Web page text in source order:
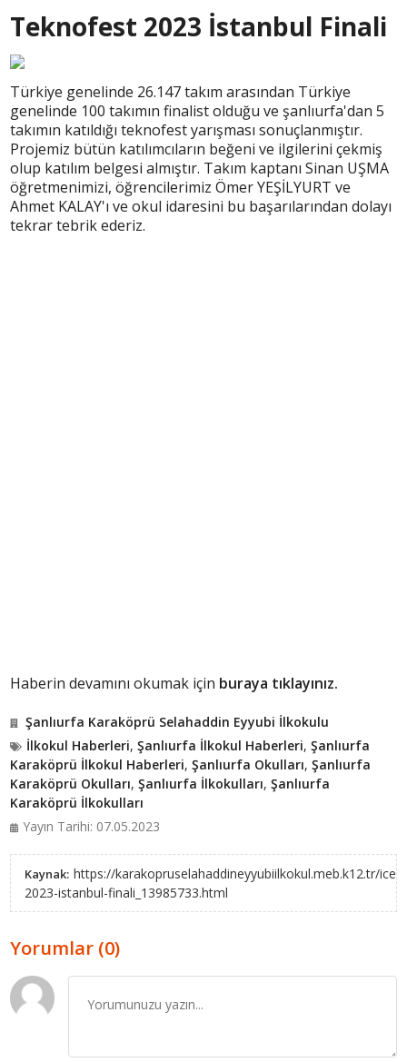
Teknofest 2023 İstanbul Finali
Türkiye genelinde 26.147 takım arasından Türkiye
genelinde 100 takımın finalist olduğu ve şanlıurfa'dan 5
takımın katıldığı teknofest yarışması sonuçlanmıştır.
Projemiz bütün katılımcıların beğeni ve ilgilerini çekmiş
olup katılım belgesi almıştır. Takım kaptanı Sinan UŞMA
öğretmenimizi, öğrencilerimiz Ömer YEŞİLYURT ve
Ahmet KALAY'ı ve okul idaresini bu başarılarından dolayı
tekrar tebrik ederiz.
Haberin devamını okumak için buraya tıklayınız.
Şanlıurfa Karaköprü Selahaddin Eyyubi İlkokulu
İlkokul Haberleri,Şanlıurfa İlkokul Haberleri,Şanlıurfa
Karaköprü İlkokul Haberleri,Şanlıurfa Okulları,Şanlıurfa
Karaköprü Okulları,Şanlıurfa İlkokulları,Şanlıurfa
Karaköprü İlkokulları
Yayın Tarihi: 07.05.2023
Kaynak: https://karakopruselahaddineyyubiilkokul.meb.k12.tr/
2023-istanbul-finali_13985733.html
Yorumlar (0)